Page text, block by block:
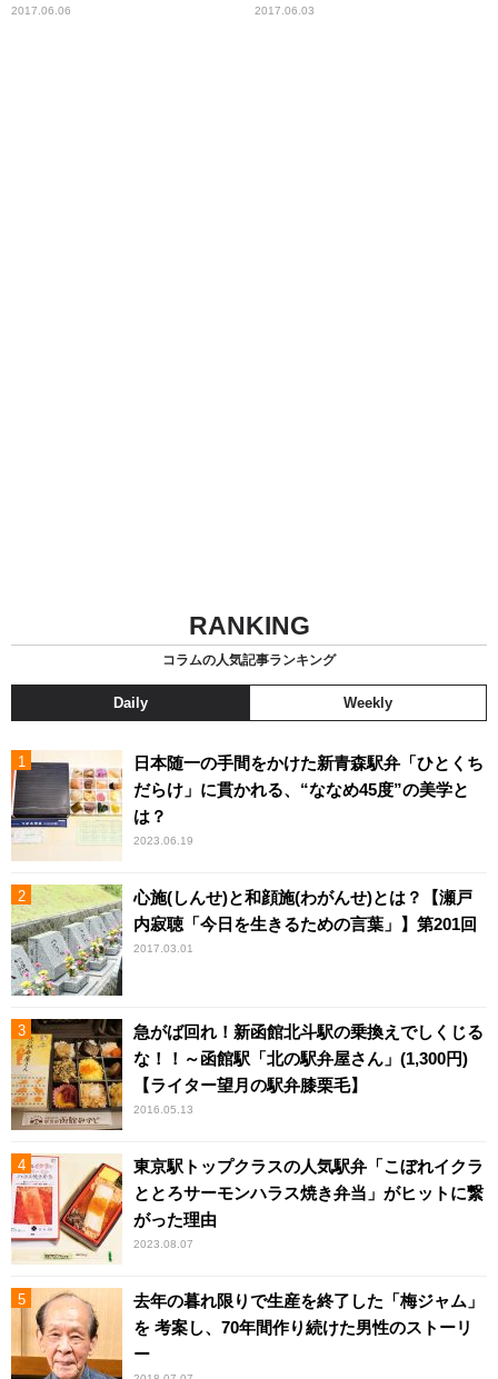
2017.06.06 2017.06.03
RANKING
コラムの人気記事ランキング
Daily Weekly
日本随一の手間をかけた新青森駅弁「ひとくち
だらけ」に貫かれる、“ななめ45度”の美学と
は？
2023.06.19
心施(しんせ)と和顔施(わがんせ)とは？【瀬戸
内寂聴「今日を生きるための言葉」】第201回
2017.03.01
急がば回れ！新函館北斗駅の乗換えでしくじる
な！！～函館駅「北の駅弁屋さん」(1,300円)
【ライター望月の駅弁膝栗毛】
2016.05.13
東京駅トップクラスの人気駅弁「こぼれイクラ
ととろサーモンハラス焼き弁当」がヒットに繋
がった理由
2023.08.07
去年の暮れ限りで生産を終了した「梅ジャム」
を 考案し、70年間作り続けた男性のストーリ
ー